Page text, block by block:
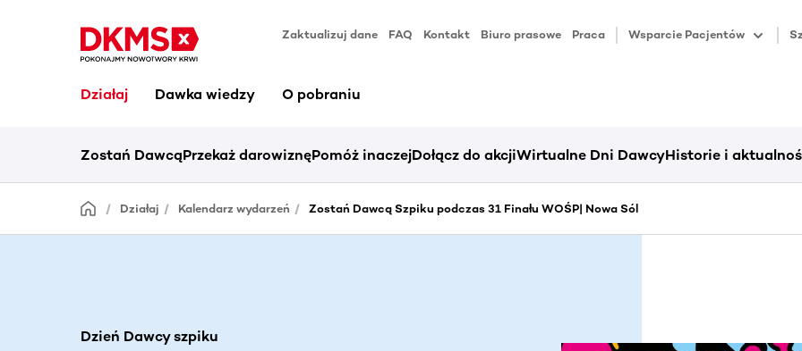
Zaktualizuj dane FAQ Kontakt Biuro prasowe Praca Wsparcie Pacjentów
Działaj Dawka wiedzy O pobraniu
Zostań DawcąPrzekaż darowiznęPomóż inaczejDołącz do akcjiWirtualne Dni DawcyHistorie i
Działaj Kalendarz wydarzeń Zostań Dawcą Szpiku podczas 31 Finału WOŚP| Nowa Sól
Dzień Dawcy szpiku